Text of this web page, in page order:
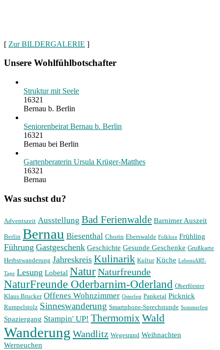
[ Zur BILDERGALERIE ]
Unsere Wohlfühlbotschafter
Struktur mit Seele
16321
Bernau b. Berlin
Seniorenbeirat Bernau b. Berlin
16321
Bernau bei Berlin
Gartenberaterin Ursula Krüger-Matthes
16321
Bernau
Was suchst du?
Adventszeit Ausstellung Bad Ferienwalde Barnimer Auszeit
Berlin Bernau Biesenthal Chorin Eberswalde Folklore Frühling
Führung Gastgeschenk Geschichte Gesunde Geschenke Grußkarte
Herbstwanderung Jahreskreis Kulinarik Kultur Küche LebensART-
Tage Lesung Lobetal NaturNaturfreunde
NaturFreunde Oderbarnim-Oderland Oberförster
Klaus Brucker Offenes Wohnzimmer Osterfest Panketal Picknick
Rumpelstolz Sinneswanderung Smartphone-Sprechstunde Sommerfest
Spaziergang Stampin' UP! Thermomix Wald
Wanderung Wandlitz Wegesrand Weihnachten
Werneuchen